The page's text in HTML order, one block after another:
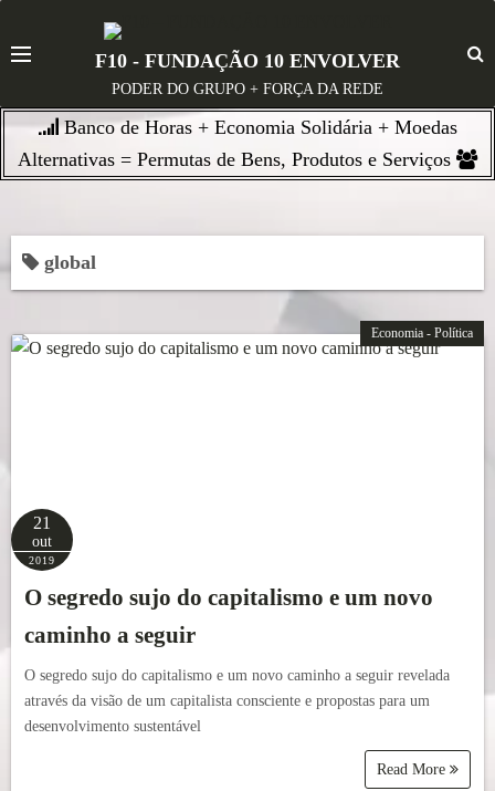
t
c
t
F10 - FUNDAÇÃO 10 ENVOLVER
PODER DO GRUPO + FORÇA DA REDE
Banco de Horas + Economia Solidária + Moedas
Alternativas = Permutas de Bens, Produtos e Serviços
global
Economia - Política
21
out
2019
O segredo sujo do capitalismo e um novo
caminho a seguir
O segredo sujo do capitalismo e um novo caminho a seguir revelada
através da visão de um capitalista consciente e propostas para um
desenvolvimento sustentável
Read More